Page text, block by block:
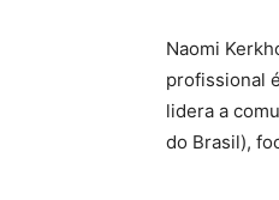
Naomi
profissional
lidera a
do Brasil),